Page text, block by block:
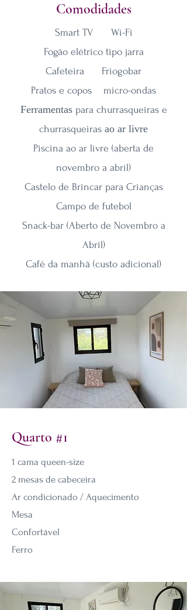
Comodidades
Smart TV Wi-Fi
Fogão elétrico tipo jarra
Cafeteira Friogobar
Pratos e copos micro-ondas
Ferramentas para churrasqueiras e
churrasqueiras ao ar livre
Piscina ao ar livre (aberta de
novembro a abril)
Castelo de Brincar para Crianças
Campo de futebol
Snack-bar (Aberto de Novembro a
Abril)
Café da manhã (custo adicional)
Quarto #1
1 cama queen-size
2 mesas de cabeceira
Ar condicionado / Aquecimento
Mesa
Confortável
Ferro